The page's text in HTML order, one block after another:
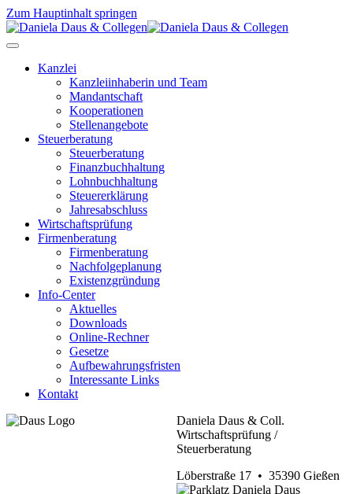
Zum Hauptinhalt springen
Kanzlei
Kanzleiinhaberin und Team
Mandantschaft
Kooperationen
Stellenangebote
Steuerberatung
Steuerberatung
Finanzbuchhaltung
Lohnbuchhaltung
Steuererklärung
Jahresabschluss
Wirtschaftsprüfung
Firmenberatung
Firmenberatung
Nachfolgeplanung
Existenzgründung
Info-Center
Aktuelles
Downloads
Online-Rechner
Gesetze
Aufbewahrungsfristen
Interessante Links
Kontakt
Daniela Daus & Coll.
Wirtschaftsprüfung /
Steuerberatung
Löberstraße 17 • 35390 Gießen